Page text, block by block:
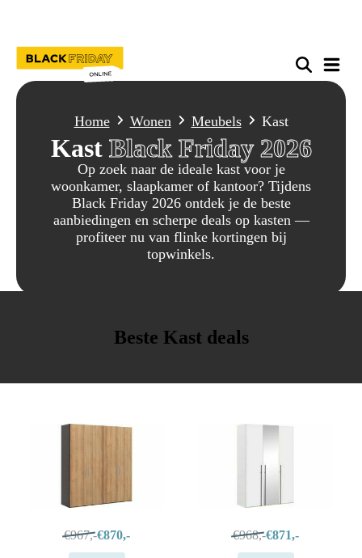
Home Wonen Meubels Kast
Kast Black Friday 2026
Op zoek naar de ideale kast voor je
woonkamer, slaapkamer of kantoor? Tijdens
Black Friday 2026 ontdek je de beste
aanbiedingen en scherpe deals op kasten —
profiteer nu van flinke kortingen bij
topwinkels.
Beste Kast deals
€967,-€870,- €968,-€871,-